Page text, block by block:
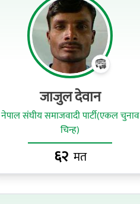
जाजुल देवान
नेपाल संघीय समाजवादी पार्टी(एकल चुनाव
चिन्ह)
६२ मत